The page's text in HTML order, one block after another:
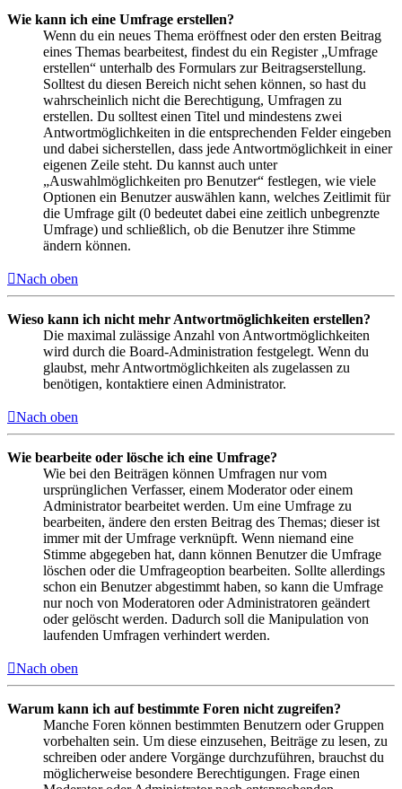
Wie kann ich eine Umfrage erstellen?
Wenn du ein neues Thema eröffnest oder den ersten Beitrag
eines Themas bearbeitest, findest du ein Register „Umfrage
erstellen“ unterhalb des Formulars zur Beitragserstellung.
Solltest du diesen Bereich nicht sehen können, so hast du
wahrscheinlich nicht die Berechtigung, Umfragen zu
erstellen. Du solltest einen Titel und mindestens zwei
Antwortmöglichkeiten in die entsprechenden Felder eingeben
und dabei sicherstellen, dass jede Antwortmöglichkeit in einer
eigenen Zeile steht. Du kannst auch unter
„Auswahlmöglichkeiten pro Benutzer“ festlegen, wie viele
Optionen ein Benutzer auswählen kann, welches Zeitlimit für
die Umfrage gilt (0 bedeutet dabei eine zeitlich unbegrenzte
Umfrage) und schließlich, ob die Benutzer ihre Stimme
ändern können.
Nach oben
Wieso kann ich nicht mehr Antwortmöglichkeiten erstellen?
Die maximal zulässige Anzahl von Antwortmöglichkeiten
wird durch die Board-Administration festgelegt. Wenn du
glaubst, mehr Antwortmöglichkeiten als zugelassen zu
benötigen, kontaktiere einen Administrator.
Nach oben
Wie bearbeite oder lösche ich eine Umfrage?
Wie bei den Beiträgen können Umfragen nur vom
ursprünglichen Verfasser, einem Moderator oder einem
Administrator bearbeitet werden. Um eine Umfrage zu
bearbeiten, ändere den ersten Beitrag des Themas; dieser ist
immer mit der Umfrage verknüpft. Wenn niemand eine
Stimme abgegeben hat, dann können Benutzer die Umfrage
löschen oder die Umfrageoption bearbeiten. Sollte allerdings
schon ein Benutzer abgestimmt haben, so kann die Umfrage
nur noch von Moderatoren oder Administratoren geändert
oder gelöscht werden. Dadurch soll die Manipulation von
laufenden Umfragen verhindert werden.
Nach oben
Warum kann ich auf bestimmte Foren nicht zugreifen?
Manche Foren können bestimmten Benutzern oder Gruppen
vorbehalten sein. Um diese einzusehen, Beiträge zu lesen, zu
schreiben oder andere Vorgänge durchzuführen, brauchst du
möglicherweise besondere Berechtigungen. Frage einen